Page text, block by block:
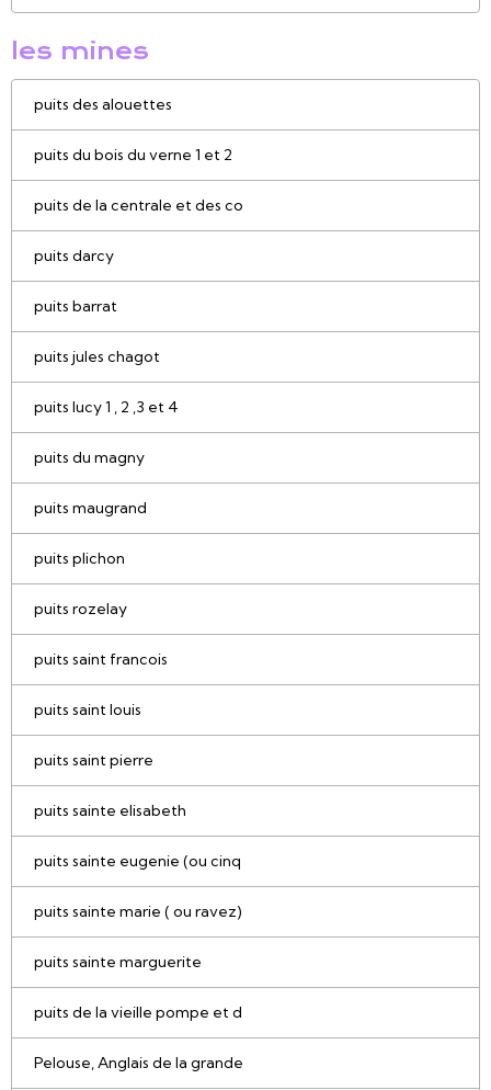
les mines
puits des alouettes
puits du bois du verne 1 et 2
puits de la centrale et des co
puits darcy
puits barrat
puits jules chagot
puits lucy 1 , 2 ,3 et 4
puits du magny
puits maugrand
puits plichon
puits rozelay
puits saint francois
puits saint louis
puits saint pierre
puits sainte elisabeth
puits sainte eugenie (ou cinq
puits sainte marie ( ou ravez)
puits sainte marguerite
puits de la vieille pompe et d
Pelouse, Anglais de la grande